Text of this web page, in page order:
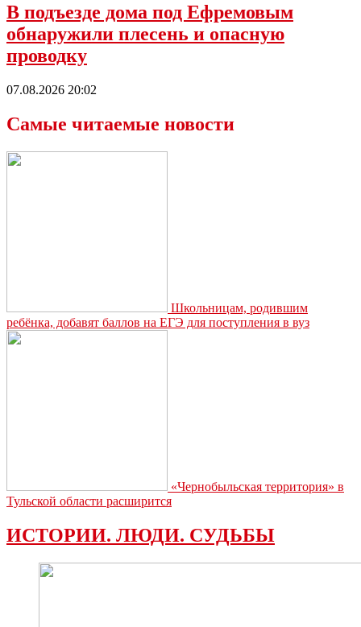
В подъезде дома под Ефремовым
обнаружили плесень и опасную
проводку
07.08.2026 20:02
Самые читаемые новости
Школьницам, родившим
ребёнка, добавят баллов на ЕГЭ для поступления в вуз
«Чернобыльская территория» в
Тульской области расширится
ИСТОРИИ. ЛЮДИ. СУДЬБЫ